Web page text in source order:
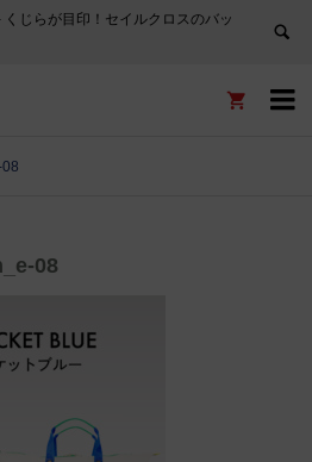
じらが目印！セイルクロスのバッ


08